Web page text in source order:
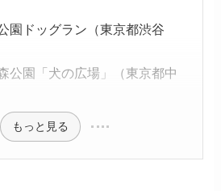
園ドッグラン（東京都渋谷
公園「犬の広場」（東京都中
もっと見る